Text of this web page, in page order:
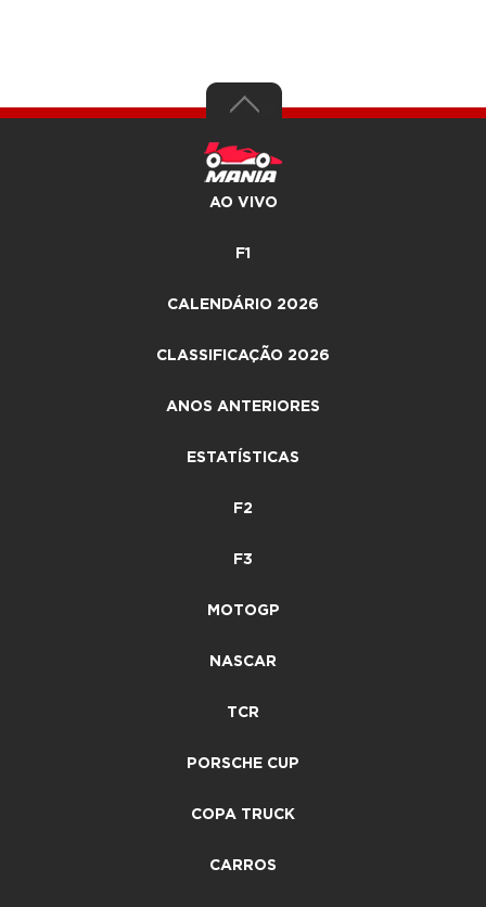
AO VIVO
F1
CALENDÁRIO 2026
CLASSIFICAÇÃO 2026
ANOS ANTERIORES
ESTATÍSTICAS
F2
F3
MOTOGP
NASCAR
TCR
PORSCHE CUP
COPA TRUCK
CARROS